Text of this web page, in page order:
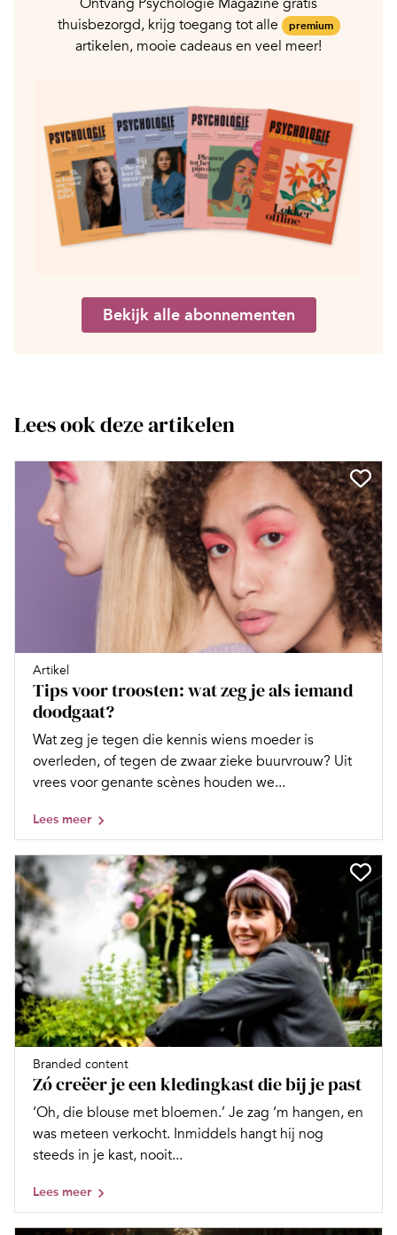
Ontvang Psychologie Magazine gratis
thuisbezorgd, krijg toegang tot alle
premium
artikelen, mooie cadeaus en veel meer!
Bekijk alle abonnementen
Lees ook deze artikelen
Artikel
Tips voor troosten: wat zeg je als iemand
doodgaat?
Wat zeg je tegen die kennis wiens moeder is
overleden, of tegen de zwaar zieke buurvrouw? Uit
vrees voor genante scènes houden we...
Lees meer
Branded content
Zó creëer je een kledingkast die bij je past
‘Oh, die blouse met bloemen.’ Je zag ‘m hangen, en
was meteen verkocht. Inmiddels hangt hij nog
steeds in je kast, nooit...
Lees meer